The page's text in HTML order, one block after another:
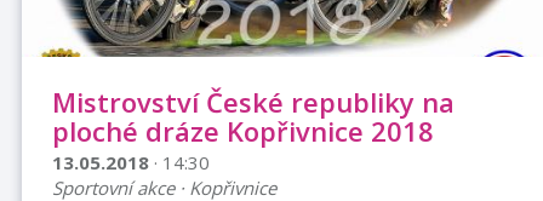
Mistrovství České republiky na
ploché dráze Kopřivnice 2018
13.05.2018 · 14:30
Sportovní akce · Kopřivnice